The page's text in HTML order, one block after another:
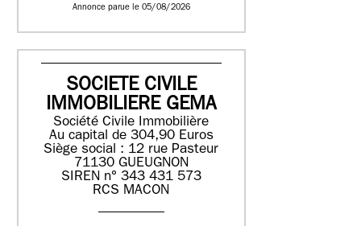
Annonce parue le 05/08/2026
SOCIETE CIVILE
IMMOBILIERE GEMA
Société Civile Immobilière
Au capital de 304,90 Euros
Siège social : 12 rue Pasteur
71130 GUEUGNON
SIREN n° 343 431 573
RCS MACON